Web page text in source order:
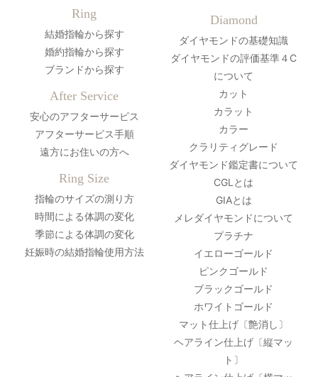
Ring
結婚指輪から探す
婚約指輪から探す
ブランドから探す
After Service
安心のアフターサービス
アフターサービス手順
遠方にお住いの方へ
Ring Size
指輪のサイズの測り方
時間による体調の変化
季節による体調の変化
妊娠時の結婚指輪使用方法
Diamond
ダイヤモンドの基礎知識
ダイヤモンドの評価基準４C
について
カット
カラット
カラー
クラリティグレード
ダイヤモンド鑑定書について
CGLとは
GIAとは
メレダイヤモンドについて
プラチナ
イエローゴールド
ピンクゴールド
ブラックゴールド
ホワイトゴールド
マット仕上げ〔艶消し〕
ヘアライン仕上げ〔縦マッ
ト〕